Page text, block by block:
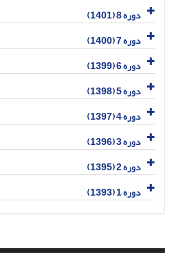
دوره 8 (1401)
دوره 7 (1400)
دوره 6 (1399)
دوره 5 (1398)
دوره 4 (1397)
دوره 3 (1396)
دوره 2 (1395)
دوره 1 (1393)